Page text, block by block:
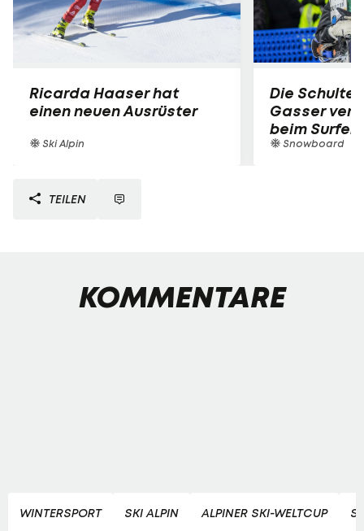
Ricarda Haaser hat
einen neuen Ausrüster
Ski Alpin
Die
Gasser
beim Surfen
Snowboard
TEILEN
KOMMENTARE
WINTERSPORT SKI ALPIN ALPINER SKI-WELTCUP